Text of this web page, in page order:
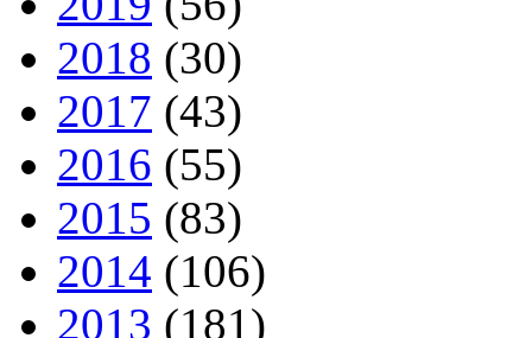
2018 (30)
2017 (43)
2016 (55)
2015 (83)
2014 (106)
2013 (181)